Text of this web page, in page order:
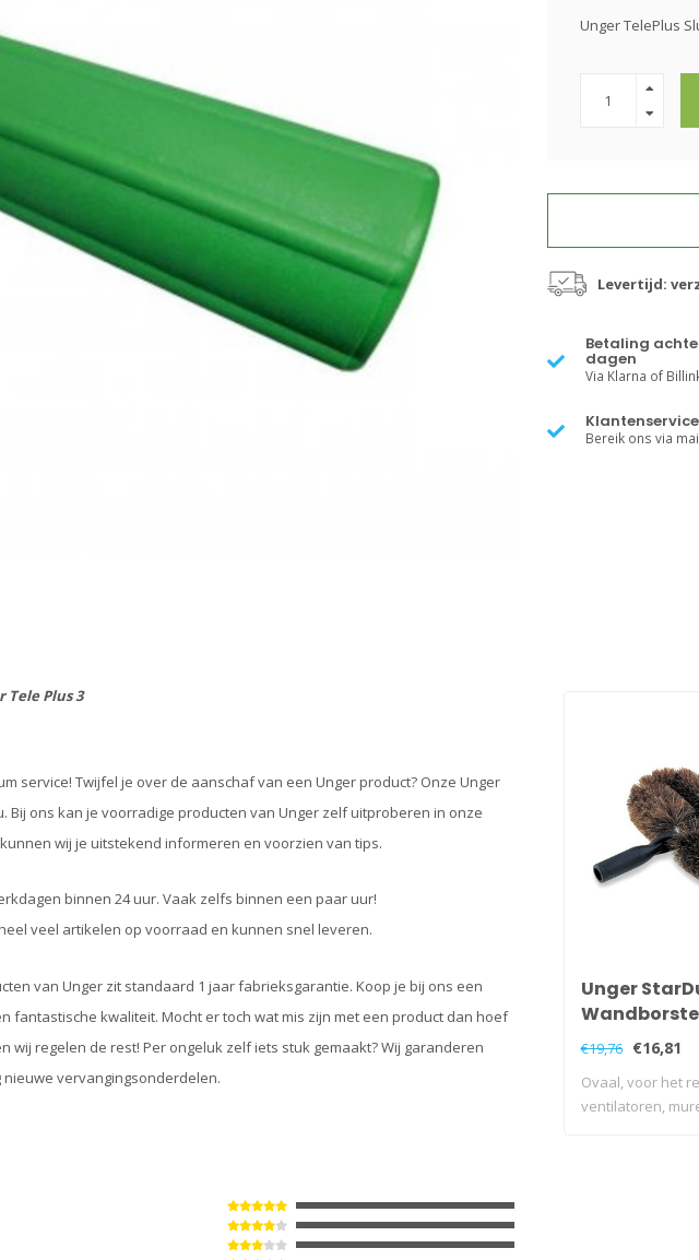
Unger TelePlus
Levertijd:
Betaling
dagen
Via Klarna of
Bereik ons via
Tele Plus 3
service! Twijfel je over de aanschaf van een Unger product? Onze Unger
Bij ons kan je voorradige producten van Unger zelf uitproberen in onze
wij je uitstekend informeren en voorzien van tips.
binnen 24 uur. Vaak zelfs binnen een paar uur!
veel artikelen op voorraad en kunnen snel leveren.
van Unger zit standaard 1 jaar fabrieksgarantie. Koop je bij ons een
fantastische kwaliteit. Mocht er toch wat mis zijn met een product dan hoef
wij regelen de rest! Per ongeluk zelf iets stuk gemaakt? Wij garanderen
vervangingsonderdelen.
Unger
€19,76 €16,81
Ovaal, voor het
ventilatoren,